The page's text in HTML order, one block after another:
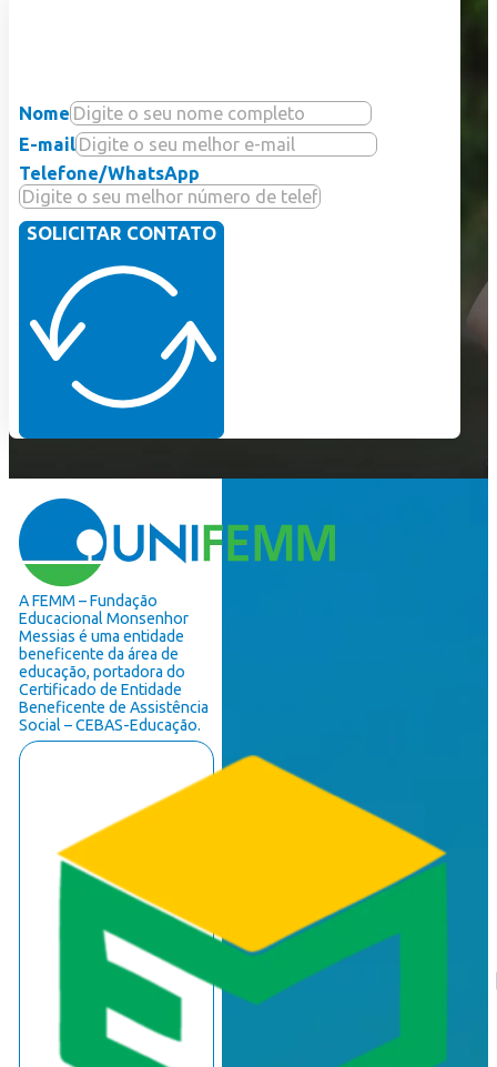
Nome
E-mail
Telefone/WhatsApp
SOLICITAR CONTATO
A FEMM – Fundação
Educacional Monsenhor
Messias é uma entidade
beneficente da área de
educação, portadora do
Certificado de Entidade
Beneficente de Assistência
Social – CEBAS-Educação.